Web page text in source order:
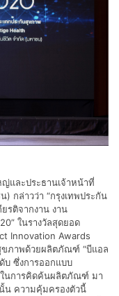
และประธานเจ้าหน้าที่
กล่าวว่า “กรุงเทพประกัน
รติจากงาน งาน
ในรางวัลสุดยอด
Innovation Awards
ขภาพด้วยผลิตภัณฑ์ “บีแอล
บ ซึ่งการออกแบบ
นการคิดค้นผลิตภัณฑ์ มา
น ความคุ้มครองตัวนี้